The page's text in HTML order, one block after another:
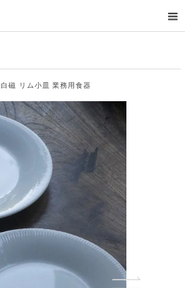
白磁 リム小皿 業務用食器